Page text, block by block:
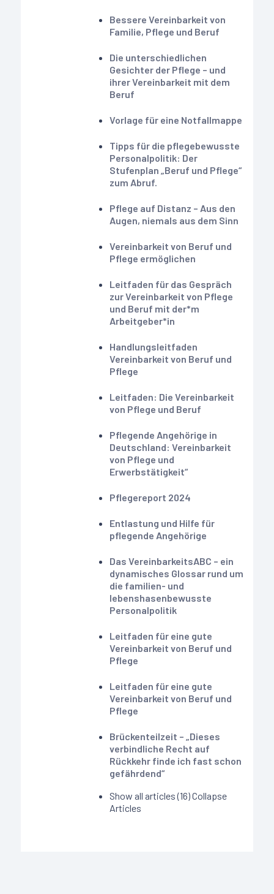
Bessere Vereinbarkeit von
Familie, Pflege und Beruf
Die unterschiedlichen
Gesichter der Pflege – und
ihrer Vereinbarkeit mit dem
Beruf
Vorlage für eine Notfallmappe
Tipps für die pflegebewusste
Personalpolitik: Der
Stufenplan „Beruf und Pflege“
zum Abruf.
Pflege auf Distanz – Aus den
Augen, niemals aus dem Sinn
Vereinbarkeit von Beruf und
Pflege ermöglichen
Leitfaden für das Gespräch
zur Vereinbarkeit von Pflege
und Beruf mit der*m
Arbeitgeber*in
Handlungsleitfaden
Vereinbarkeit von Beruf und
Pflege
Leitfaden: Die Vereinbarkeit
von Pflege und Beruf
Pflegende Angehörige in
Deutschland: Vereinbarkeit
von Pflege und
Erwerbstätigkeit“
Pflegereport 2024
Entlastung und Hilfe für
pflegende Angehörige
Das VereinbarkeitsABC – ein
dynamisches Glossar rund um
die familien- und
lebenshasenbewusste
Personalpolitik
Leitfaden für eine gute
Vereinbarkeit von Beruf und
Pflege
Leitfaden für eine gute
Vereinbarkeit von Beruf und
Pflege
Brückenteilzeit – „Dieses
verbindliche Recht auf
Rückkehr finde ich fast schon
gefährdend“
Show all articles (16)Collapse
Articles